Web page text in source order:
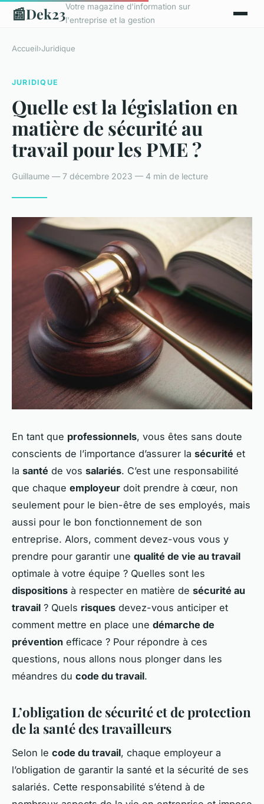
📰Dek23Votre magazine d'information sur
l'entreprise et la gestion
Accueil›Juridique
JURIDIQUE
Quelle est la législation en
matière de sécurité au
travail pour les PME ?
Guillaume — 7 décembre 2023 — 4 min de lecture
En tant que professionnels, vous êtes sans doute
conscients de l’importance d’assurer la sécurité et
la santé de vos salariés. C’est une responsabilité
que chaque employeur doit prendre à cœur, non
seulement pour le bien-être de ses employés, mais
aussi pour le bon fonctionnement de son
entreprise. Alors, comment devez-vous vous y
prendre pour garantir une qualité de vie au travail
optimale à votre équipe ? Quelles sont les
dispositions à respecter en matière de sécurité au
travail ? Quels risques devez-vous anticiper et
comment mettre en place une démarche de
prévention efficace ? Pour répondre à ces
questions, nous allons nous plonger dans les
méandres du code du travail.
L’obligation de sécurité et de protection
de la santé des travailleurs
Selon le code du travail, chaque employeur a
l’obligation de garantir la santé et la sécurité de ses
salariés. Cette responsabilité s’étend à de